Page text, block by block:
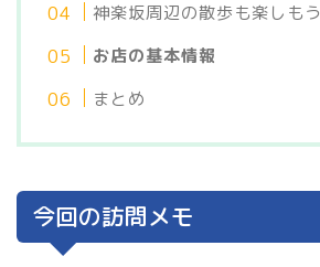
神楽坂周辺の散歩も楽しもう
お店の基本情報
まとめ
今回の訪問メモ